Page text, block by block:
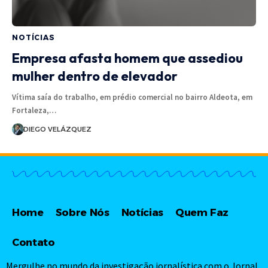
NOTÍCIAS
Empresa afasta homem que assediou
mulher dentro de elevador
Vítima saía do trabalho, em prédio comercial no bairro Aldeota, em
Fortaleza,…
DIEGO VELÁZQUEZ
Home Sobre Nós Notícias Quem Faz
Contato
Mergulhe no mundo da investigação jornalística com o Jornal